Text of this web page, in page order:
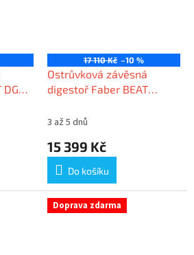
17 110 Kč –10 %
Ostrůvková závěsná
digestoř Faber BEAT
3 až 5 dnů
15 399 Kč
Do košíku
Doprava zdarma